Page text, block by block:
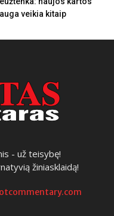
veikia kitaip
- už teisybę!
žiniasklaidą!